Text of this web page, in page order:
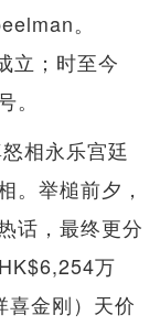
。
立；时至今
相永乐宫廷
。举槌前夕，
话，最终更分
万
喜金刚）天价